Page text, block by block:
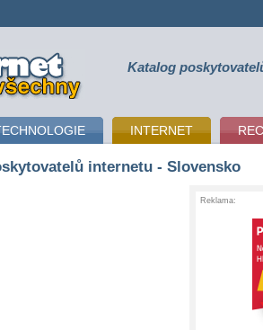
Katalog
INTERNET
internetu - Slovensko
Reklama: